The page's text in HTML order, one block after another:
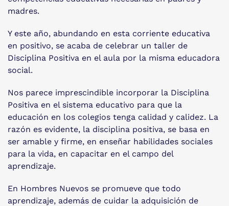
madres.
Y este año, abundando en esta corriente educativa
en positivo, se acaba de celebrar un taller de
Disciplina Positiva en el aula por la misma educadora
social.
Nos parece imprescindible incorporar la Disciplina
Positiva en el sistema educativo para que la
educación en los colegios tenga calidad y calidez. La
razón es evidente, la disciplina positiva, se basa en
ser amable y firme, en enseñar habilidades sociales
para la vida, en capacitar en el campo del
aprendizaje.
En Hombres Nuevos se promueve que todo
aprendizaje, además de cuidar la adquisición de